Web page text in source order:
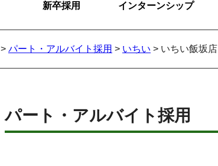
新卒採用 インターンシップ
> パート・アルバイト採用 > いちい > いちい飯坂店
パート・アルバイト採用